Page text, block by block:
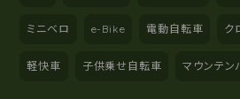
ミニベロ e-Bike 電動自転車 ク
軽快車 子供乗せ自転車 マウンテン